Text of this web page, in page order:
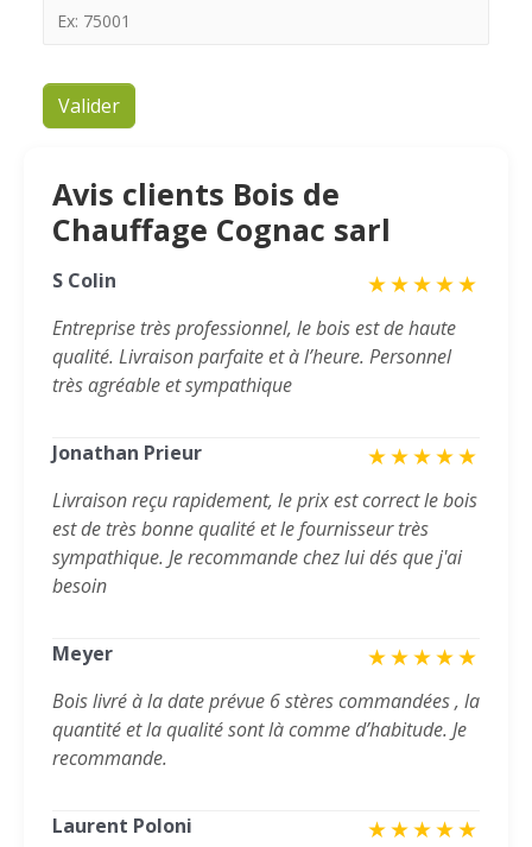
Valider
Avis clients Bois de
Chauffage Cognac sarl
S Colin ★★★★★
Entreprise très professionnel, le bois est de haute
qualité. Livraison parfaite et à l’heure. Personnel
très agréable et sympathique
Jonathan Prieur ★★★★★
Livraison reçu rapidement, le prix est correct le bois
est de très bonne qualité et le fournisseur très
sympathique. Je recommande chez lui dés que j'ai
besoin
Meyer ★★★★★
Bois livré à la date prévue 6 stères commandées , la
quantité et la qualité sont là comme d’habitude. Je
recommande.
Laurent Poloni ★★★★★